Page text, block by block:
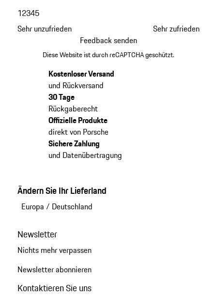
Sehr unzufrieden
12345
Sehr zufrieden
Feedback senden
Diese Website ist durch reCAPTCHA geschützt.
Kostenloser Versand
und Rückversand
30 Tage
Rückgaberecht
Offizielle Produkte
direkt von Porsche
Sichere Zahlung
und Datenübertragung
Ändern Sie Ihr Lieferland
Europa / Deutschland
Newsletter
Nichts mehr verpassen
Newsletter abonnieren
Kontaktieren Sie uns